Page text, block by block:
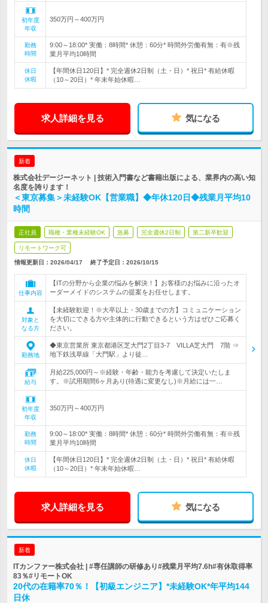
初年度
年収
350万円～400万円
勤務
時間
9:00～18:00* 実働：8時間* 休憩：60分* 時間外労働有無：有※残
業月平均10時間
休日
休暇
【年間休日120日】* 完全週休2日制（土・日）* 祝日* 有給休暇
（10～20日）* 年末年始休暇…
求人詳細を見る 気になる
新着
株式会社デージーネット | 技術入門書など書籍出版による、業界内の高い知
名度を誇ります！
＜東京募集＞未経験OK【営業職】◆年休120日◆残業月平均10
時間
正社員 職種・業種未経験OK 急募 完全週休2日制 第二新卒歓迎
リモートワーク可
情報更新日：2026/04/17 終了予定日： 2026/10/15
仕事内容
【ITの分野から企業の悩みを解決！】お客様のお悩みに沿ったオ
ーダーメイドのシステムの提案をお任せします。
対象と
なる方
【未経験歓迎！※大卒以上・30歳までの方】コミュニケーション
を大切にできる方や主体的に行動できるという方はぜひご応募く
ださい。
勤務地
◆東京営業所 東京都港区芝大門2丁目3-7 VILLA芝大門 7階 ⇒
地下鉄浅草線「大門駅」より徒…
給与
月給225,000円～※経験・年齢・能力を考慮して決定いたしま
す。※試用期間6ヶ月あり(待遇に変更なし)※月給には一…
初年度
年収
350万円～400万円
勤務
時間
9:00～18:00* 実働：8時間* 休憩：60分* 時間外労働有無：有※残
業月平均10時間
休日
休暇
【年間休日120日】* 完全週休2日制（土・日）* 祝日* 有給休暇
（10～20日）* 年末年始休暇…
求人詳細を見る 気になる
新着
ITカンファー株式会社 | #専任講師の研修あり#残業月平均7.6h#有休取得率
83％#リモートOK
20代の在籍率70％！【初級エンジニア】*未経験OK*年平均144
日休